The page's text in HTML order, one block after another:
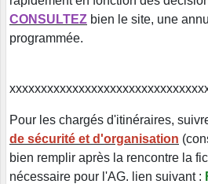
CONSULTEZ bien le site, une
programmée.
Pour les chargés d'itinéraires,
de sécurité et d'organisation
bien remplir après la rencontre la
nécessaire pour l'AG. lien suivant :